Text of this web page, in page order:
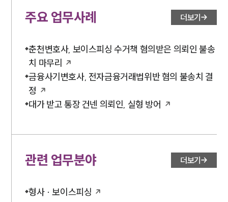
주요 업무사례 더보기
춘천변호사, 보이스피싱 수거책 혐의받은 의뢰인 불송
치 마무리
금융사기변호사, 전자금융거래법위반 혐의 불송치 결
정
대가 받고 통장 건넨 의뢰인, 실형 방어
관련 업무분야 더보기
형사 · 보이스피싱